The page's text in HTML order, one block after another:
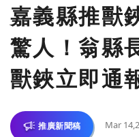
嘉義縣推獸
驚人！翁縣
獸鋏立即通
推廣新聞稿 Mar